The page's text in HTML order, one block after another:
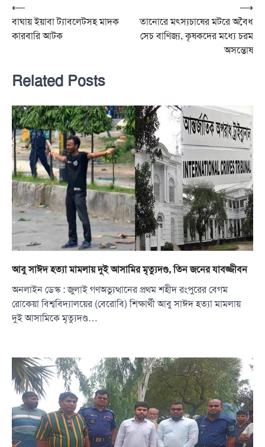
Post
navigation
⟵
বাঘায় ইয়াবা ট্যাবলেটসহ মাদক
কারবারি আটক
তানোরে মৎস্যচাষের মটরে অবৈধ
সেচ বাণিজ্য, কৃষকদের মধ্যে চরম
অসন্তোষ
⟶
Related Posts
আবু সাঈদ হত্যা মামলায় দুই আসামির মৃত্যুদণ্ড, তিন জনের যাবজ্জীবন
অনলাইন ডেস্ক : জুলাই গণঅভ্যুত্থানের প্রথম শহীদ রংপুরের বেগম
রোকেয়া বিশ্ববিদ্যালয়ের (বেরোবি) শিক্ষার্থী আবু সাঈদ হত্যা মামলায়
দুই আসামিকে মৃত্যুদণ্ড…